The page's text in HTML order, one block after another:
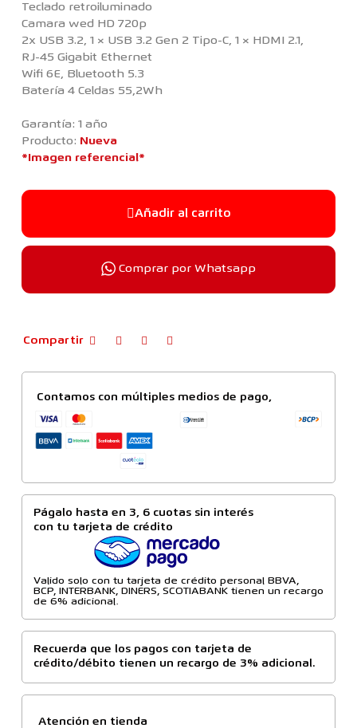
Teclado retroiluminado
Camara wed HD 720p
2x USB 3.2, 1 × USB 3.2 Gen 2 Tipo-C, 1 × HDMI 2.1,
RJ-45 Gigabit Ethernet
Wifi 6E, Bluetooth 5.3
Batería 4 Celdas 55,2Wh
Garantía: 1 año
Producto: Nueva
*Imagen referencial*
Añadir al carrito
Comprar por Whatsapp
Compartir
Contamos con múltiples medios de pago,
Págalo hasta en 3, 6 cuotas sin interés
con tu tarjeta de crédito
Valido solo con tu tarjeta de crédito personal BBVA,
BCP, INTERBANK, DINERS, SCOTIABANK tienen un recargo
de 6% adicional.
Recuerda que los pagos con tarjeta de
crédito/débito tienen un recargo de 3% adicional.
Atención en tienda